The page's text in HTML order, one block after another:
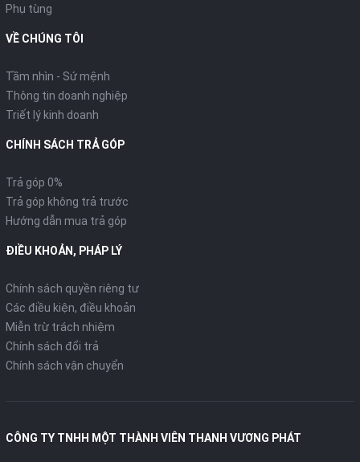
Phụ tùng
VỀ CHÚNG TÔI
Tầm nhìn - Sứ mệnh
Thông tin doanh nghiệp
Triết lý kinh doanh
CHÍNH SÁCH TRẢ GÓP
Trả góp 0%
Trả góp không trả trước
Hướng dẫn mua trả góp
ĐIỀU KHOẢN, PHÁP LÝ
Chính sách quyền riêng tư
Các điều kiện, điều khoản
Miễn trừ trách nhiệm
Chính sách đổi trả
Chính sách vận chuyển
CÔNG TY TNHH MỘT THÀNH VIÊN THANH VƯƠNG PHÁT